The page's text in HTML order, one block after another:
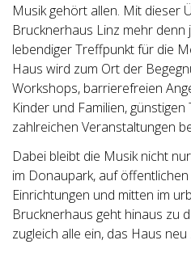
Musik gehört allen. Mit dieser
Brucknerhaus Linz mehr denn
lebendiger Treffpunkt für die
Haus wird zum Ort der
Workshops, barrierefreien
Kinder und Familien,
zahlreichen Veranstaltungen
Dabei bleibt die Musik nicht
im Donaupark, auf
Einrichtungen und mitten im
Brucknerhaus geht hinaus zu
zugleich alle ein, das Haus